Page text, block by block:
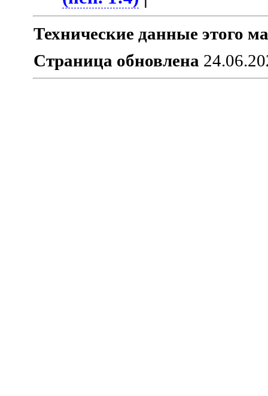
Технические данные этого
Страница обновлена